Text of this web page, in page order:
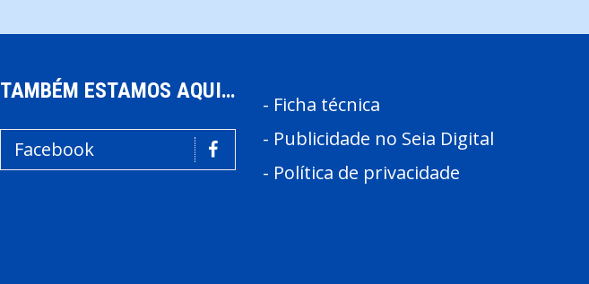
TAMBÉM ESTAMOS AQUI…
Facebook
- Ficha técnica
- Publicidade no Seia Digital
- Política de privacidade